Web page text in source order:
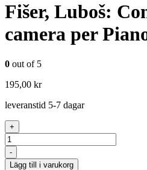
Fišer, Luboš:
camera per
0 out of 5
195,00 kr
leveranstid 5-7 dagar
+
Antal
-
Lägg till i varukorg